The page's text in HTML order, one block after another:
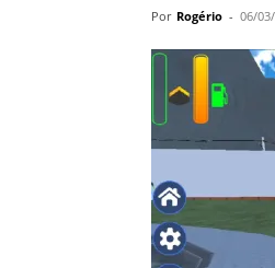
Por Rogério - 06/